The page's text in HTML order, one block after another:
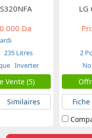
000 Da
235 Litres
Inverter
Vente (5)
Similaires
LG
2
Fiche